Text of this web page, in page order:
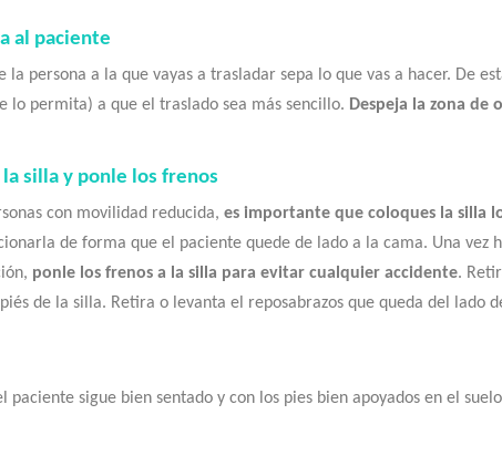
al paciente
la persona a la que vayas a trasladar sepa lo que vas a hacer. De
lo permita) a que el traslado sea más sencillo. Despeja la zona de
la silla y ponle los frenos
con movilidad reducida, es importante que coloques la silla
de forma que el paciente quede de lado a la cama. Una vez
ponle los frenos a la silla para evitar cualquier accidente.
de la silla. Retira o levanta el reposabrazos que queda del lado
paciente sigue bien sentado y con los pies bien apoyados en el